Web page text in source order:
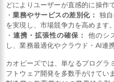
どによりユーザーが直感的に操作
・業務やサービスの差別化：
独
を実現し、市場競争力を高めます。
・ 連携・拡張性の確保：
他のシ
し、業務最適化やクラウド・AI連
カオピーズでは、単なるプログラ
フトウェア開発を多数手がけてい